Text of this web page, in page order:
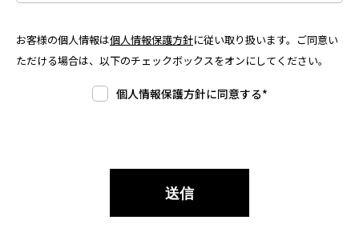
お客様の個人情報は個人情報保護方針に従い取り扱います。ご同意い
ただける場合は、以下のチェックボックスをオンにしてください。
個人情報保護方針に同意する*